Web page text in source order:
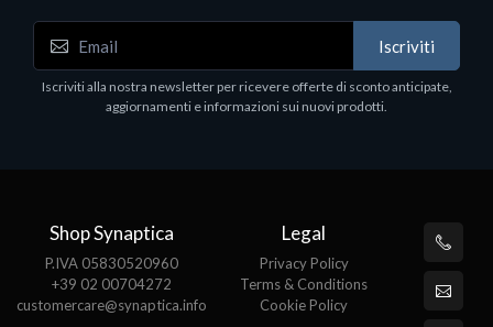
Software - Office Productivity
MS OFFICE H&S 2021 ESD
Iscriviti
Iscriviti alla nostra newsletter per ricevere offerte di sconto anticipate,
aggiornamenti e informazioni sui nuovi prodotti.
Shop Synaptica
P.IVA 05830520960
+39 02 00704272
customercare@synaptica.info
Legal
Privacy Policy
Terms & Conditions
Cookie Policy